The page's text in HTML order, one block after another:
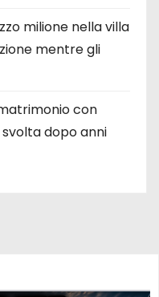
milione nella villa
mentre gli
con
svolta dopo anni